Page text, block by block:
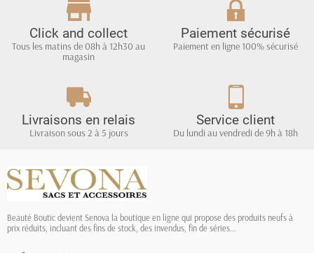
Click and collect
Tous les matins de 08h à 12h30 au
magasin
Paiement sécurisé
Paiement en ligne 100% sécurisé
Livraisons en relais
Livraison sous 2 à 5 jours
Service client
Du lundi au vendredi de 9h à 18h
Beauté Boutic devient Senova la boutique en ligne qui propose des produits neufs à
prix réduits, incluant des fins de stock, des invendus, fin de séries...